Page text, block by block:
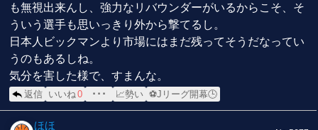
も無視出来んし、強力なリバウンダーがいるからこそ、そ
ういう選手も思いっきり外から撃てるし。
日本人ビックマンより市場にはまだ残ってそうだなってい
うのもあるしね。
気分を害した様で、すまんな。
返信 いいね0 ･･･ 📈勢い ⚽Jリーグ開幕🕒
ほほ